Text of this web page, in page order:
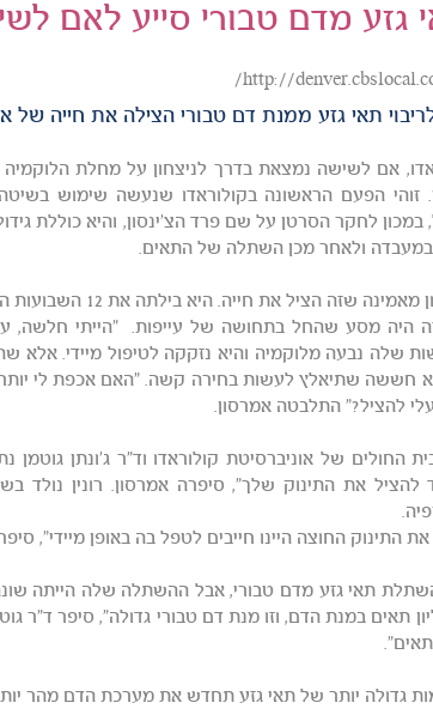
גזע מדם טבורי סייע לאם
תאי גזע ממנת דם טבורי הצילה את חייה של
אם לשישה נמצאת בדרך לניצחון על מחלת
לחקר הסרטן על שם פרד הצ'ינסון, והיא כוללת
במעבדה ולאחר מכן השתלה של התאים.
קימברלי אמרסון
היה מסע שהחל בתחושה של עייפות. "הייתי חלשה,
חששה שתיאלץ לעשות בחירה קשה. "האם אכפת לי יותר
להציל?" התלבטה אמרסון.
החולים של אוניברסיטת קולוראדו וד"ר ג'ונתן גוטמן
התינוק החוצה היינו חייבים לטפל בה באופן מיידי",
תאי גזע מדם טבורי, אבל ההשתלה שלה הייתה
גדולה יותר של תאי גזע תחדש את מערכת הדם מהר יותר